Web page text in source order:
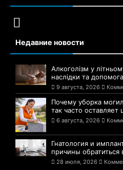
Недавние новости
Алкоголізм у
наслідки та допомога
9 августа, 2026
Почему уборка
так часто
6 августа, 2026
Гнатология и
причины
28 июля, 2026